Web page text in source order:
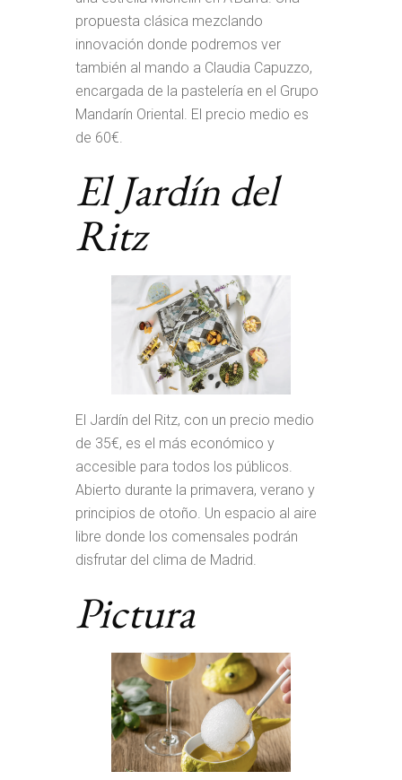
propuesta clásica mezclando
innovación donde podremos ver
también al mando a Claudia Capuzzo,
encargada de la pastelería en el Grupo
Mandarín Oriental. El precio medio es
de 60€.
El Jardín del
Ritz
El Jardín del Ritz, con un precio medio
de 35€, es el más económico y
accesible para todos los públicos.
Abierto durante la primavera, verano y
principios de otoño. Un espacio al aire
libre donde los comensales podrán
disfrutar del clima de Madrid.
Pictura